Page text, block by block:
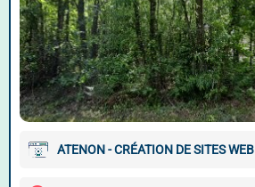
ATENON - CRÉATION DE SITES WEB